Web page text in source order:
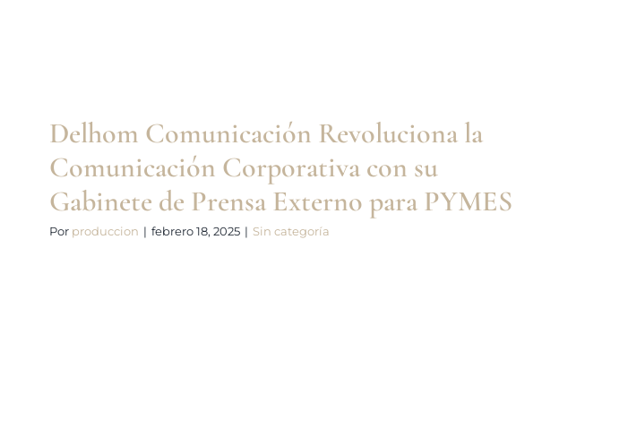
Delhom Comunicación Revoluciona la
Comunicación Corporativa con su
Gabinete de Prensa Externo para PYMES
Por produccion | febrero 18, 2025 | Sin categoría